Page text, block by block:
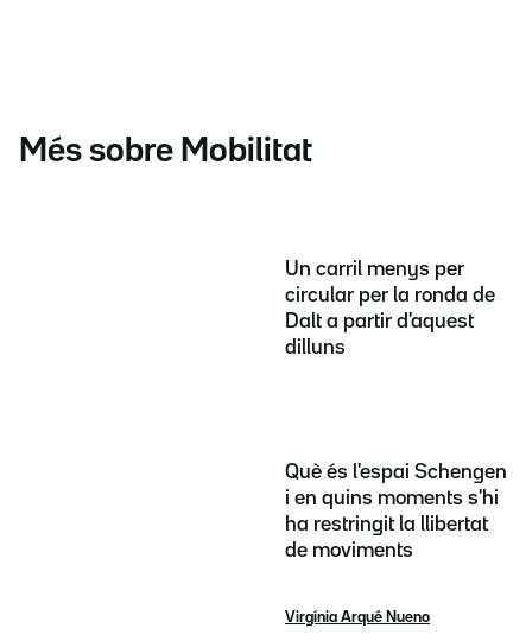
Més sobre Mobilitat
Un carril menys per
circular per la ronda de
Dalt a partir d'aquest
dilluns
Què és l'espai Schengen
i en quins moments s'hi
ha restringit la llibertat
de moviments
Virgínia Arqué Nueno